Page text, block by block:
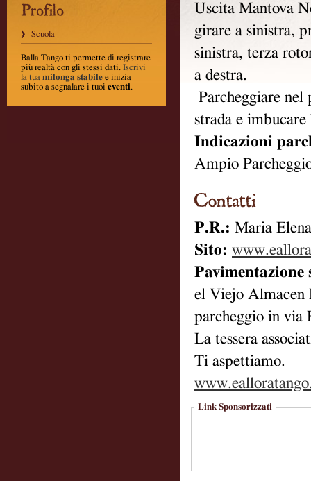
Scuola
Balla Tango ti permette di registrare
più realtà con gli stessi dati. Iscrivi
la tua milonga stabile e inizia
subito a segnalare i tuoi eventi.
Uscita Mantova
girare a sinistra,
sinistra, terza
a destra.
Parcheggiare
strada e
Indicazioni
Ampio
P.R.: Maria Elena
Sito:
Pavimentazione
el Viejo Almacen
parcheggio in via
La tessera
Ti aspettiamo.
Link Sponsorizzati